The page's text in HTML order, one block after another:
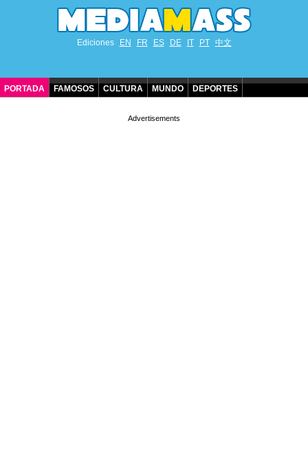
Ediciones EN FR ES DE IT PT 中文
PORTADA FAMOSOS CULTURA MUNDO DEPORTES